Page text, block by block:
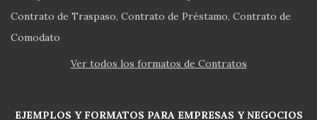
Contrato de Traspaso Contrato de Préstamo Contrato de
Comodato
Ver todos los formatos de Contratos
EJEMPLOS Y FORMATOS PARA EMPRESAS Y NEGOCIOS